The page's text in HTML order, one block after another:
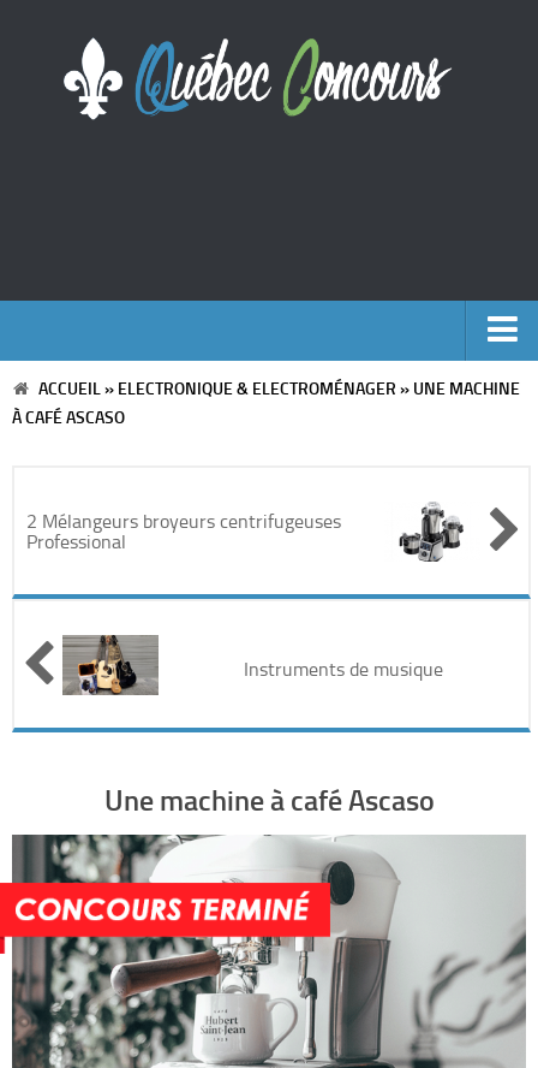
Accueil
Voyages
Cinéma
Electronique & Electroménager
Maison & Jardinage
Restaurants
Divers
ACCUEIL» ELECTRONIQUE & ELECTROMÉNAGER » UNE MACHINE
À CAFÉ ASCASO
2 Mélangeurs broyeurs centrifugeuses
Professional
Instruments de musique
Une machine à café Ascaso